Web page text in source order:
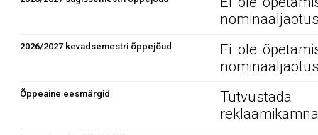
2026/2027 kevadsemestri õppejõud
Ei ole
Õppeaine eesmärgid